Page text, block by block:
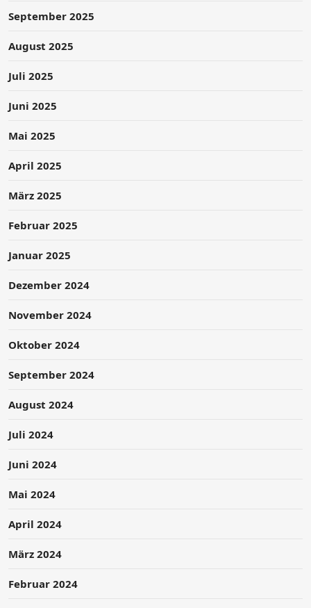
September 2025
August 2025
Juli 2025
Juni 2025
Mai 2025
April 2025
März 2025
Februar 2025
Januar 2025
Dezember 2024
November 2024
Oktober 2024
September 2024
August 2024
Juli 2024
Juni 2024
Mai 2024
April 2024
März 2024
Februar 2024